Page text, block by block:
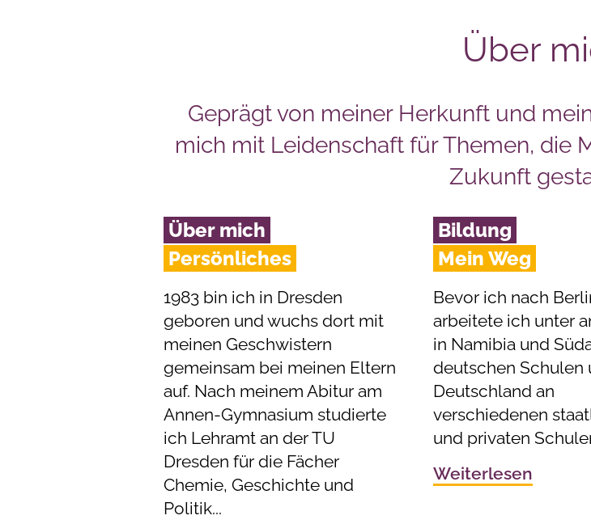
Über
Geprägt von meiner Herkunft und
mich mit Leidenschaft für Themen, die
Zukunft
Über mich
Persönliches
1983 bin ich in Dresden
geboren und wuchs dort mit
meinen Geschwistern
gemeinsam bei meinen Eltern
auf. Nach meinem Abitur am
Annen-Gymnasium studierte
ich Lehramt an der TU
Dresden für die Fächer
Chemie, Geschichte und
Politik...
Bildung
Mein Weg
Bevor ich nach
arbeitete ich unter
in Namibia und
deutschen Schulen
Deutschland an
verschiedenen
und privaten
Weiterlesen